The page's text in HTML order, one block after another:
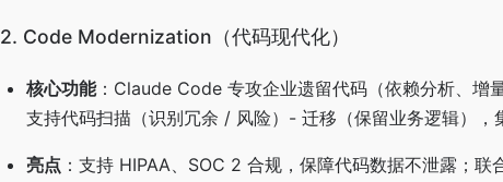
2. Code Modernization（代码现代化）
核心功能：Claude Code 专攻企业遗留代码（依赖分析、增
支持代码扫描（识别冗余 / 风险）- 迁移（保留业务逻辑），
亮点 ：支持 HIPAA、SOC 2 合规，保障代码数据不泄露；